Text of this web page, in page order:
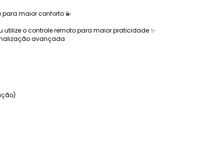
para maior conforto 💫
o controle remoto para maior praticidade ✨
avançada